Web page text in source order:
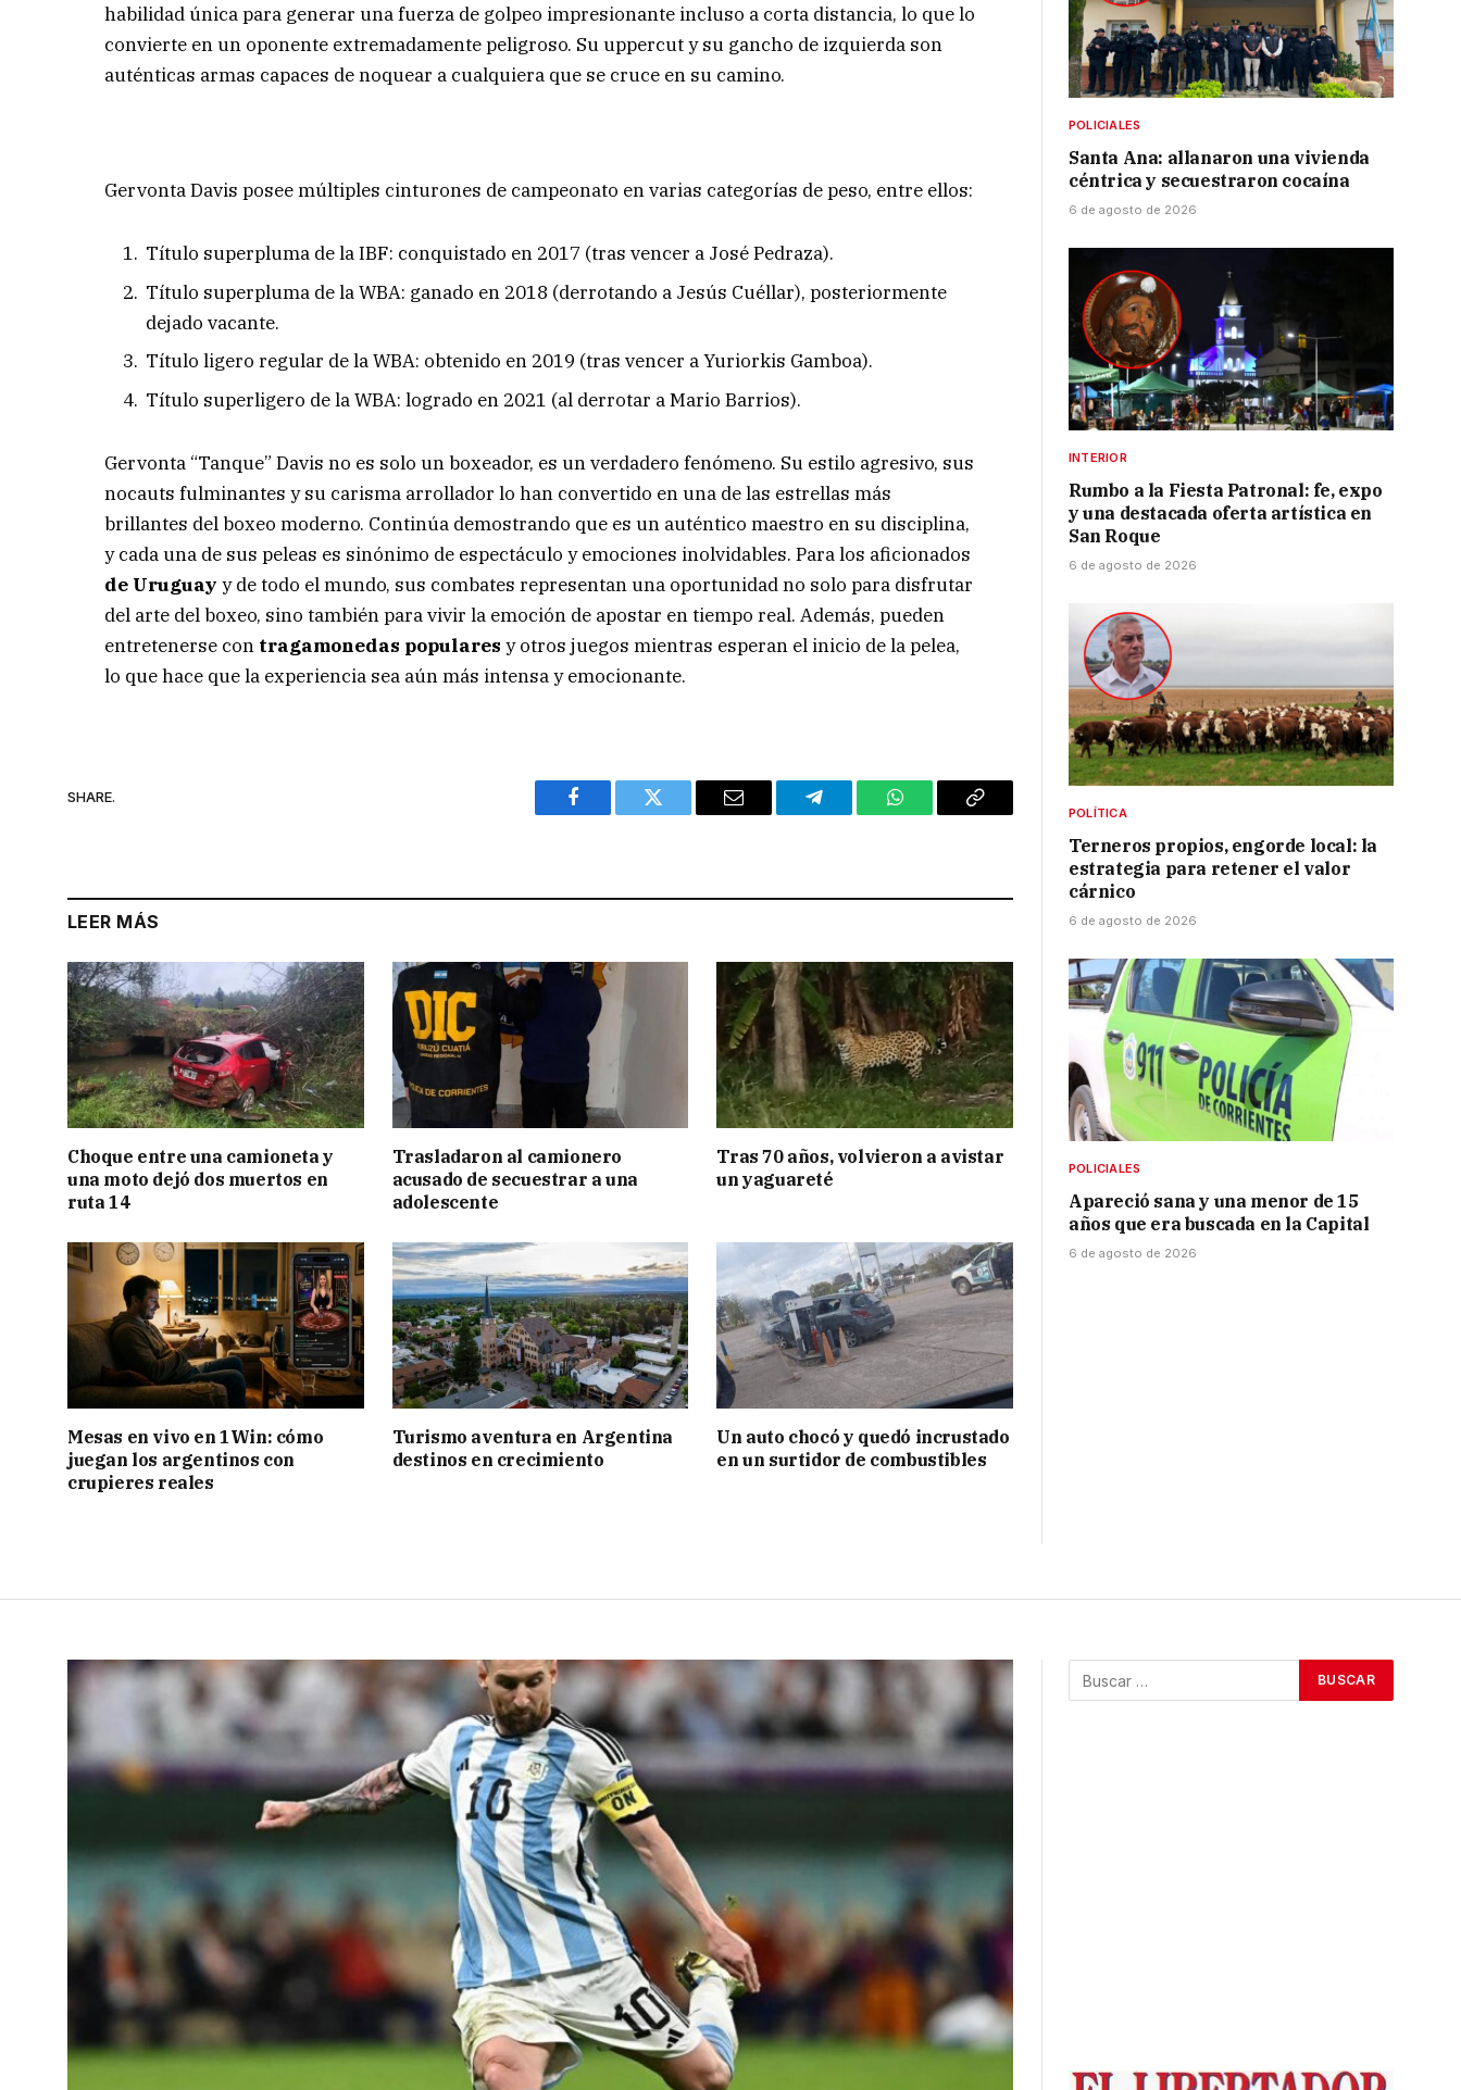
habilidad única para generar una fuerza de golpeo impresionante incluso a corta distancia, lo que lo
convierte en un oponente extremadamente peligroso. Su uppercut y su gancho de izquierda son
auténticas armas capaces de noquear a cualquiera que se cruce en su camino.
Gervonta Davis posee múltiples cinturones de campeonato en varias categorías de peso, entre ellos:
Título superpluma de la IBF: conquistado en 2017 (tras vencer a José Pedraza).
Título superpluma de la WBA: ganado en 2018 (derrotando a Jesús Cuéllar), posteriormente
dejado vacante.
Título ligero regular de la WBA: obtenido en 2019 (tras vencer a Yuriorkis Gamboa).
Título superligero de la WBA: logrado en 2021 (al derrotar a Mario Barrios).
Gervonta “Tanque” Davis no es solo un boxeador, es un verdadero fenómeno. Su estilo agresivo, sus
nocauts fulminantes y su carisma arrollador lo han convertido en una de las estrellas más
brillantes del boxeo moderno. Continúa demostrando que es un auténtico maestro en su disciplina,
y cada una de sus peleas es sinónimo de espectáculo y emociones inolvidables. Para los aficionados
de Uruguay y de todo el mundo, sus combates representan una oportunidad no solo para disfrutar
del arte del boxeo, sino también para vivir la emoción de apostar en tiempo real. Además, pueden
entretenerse con tragamonedas populares y otros juegos mientras esperan el inicio de la pelea,
lo que hace que la experiencia sea aún más intensa y emocionante.
SHARE.
Facebook Twitter Email Telegram WhatsAppCopy
LEER MÁS
Choque entre una camioneta y
una moto dejó dos muertos en
ruta 14
Trasladaron al camionero
acusado de secuestrar a una
adolescente
Tras 70 años, volvieron a avistar
un yaguareté
Mesas en vivo en 1Win: cómo
juegan los argentinos con
crupieres reales
Turismo aventura en Argentina
destinos en crecimiento
Un auto chocó y quedó incrustado
en un surtidor de combustibles
POLICIALES
Santa Ana: allanaron una vivienda
céntrica y secuestraron cocaína
6 de agosto de 2026
INTERIOR
Rumbo a la Fiesta Patronal: fe, expo
y una destacada oferta artística en
San Roque
6 de agosto de 2026
POLÍTICA
Terneros propios, engorde local: la
estrategia para retener el valor
cárnico
6 de agosto de 2026
POLICIALES
Apareció sana y una menor de 15
años que era buscada en la Capital
6 de agosto de 2026